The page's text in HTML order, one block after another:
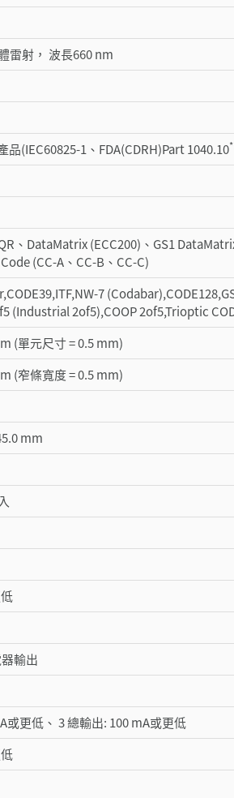
雷射， 波長660 nm
品(IEC60825-1、FDA(CDRH)Part 1040.10
、DataMatrix (ECC200)、GS1
(CC-A、CC-B、CC-C)
7
(Industrial 2of5),COOP 2of5,Trioptic
(單元尺寸 = 0.5 mm)
(窄條寬度 = 0.5 mm)
mm
輸出
或更低、 3 總輸出: 100 mA或更低